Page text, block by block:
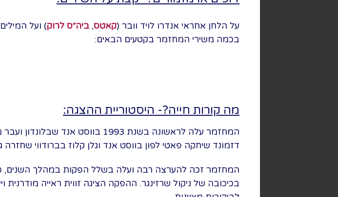
על הלחן אחראי אנדרו לויד וובר (קאטס, ביה״ס לרוק) ועל
בכמה משירי המחזמר בקטעים הבאים:
מה קורות חייה?- היסטוריית ההצגה:
דזמונד שיחקה פאטי לפון בווסט אנד וגלן קלוז בברודווי שחזרה